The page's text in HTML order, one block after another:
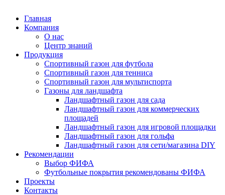
Главная
Компания
О нас
Центр знаний
Продукция
Cпортивный газон для футбола
Cпортивный газон для тенниса
Cпортивный газон для мультиспорта
Газоны для ландшафта
Ландшафтный газон для сада
Ландшафтный газон для коммерческих
площадей
Ландшафтный газон для игровой площадки
Ландшафтный газон для гольфа
Ландшафтный газон для сети/магазина DIY
Рекомендации
Выбор ФИФА
Футбольные покрытия рекомендованы ФИФА
Проекты
Контакты